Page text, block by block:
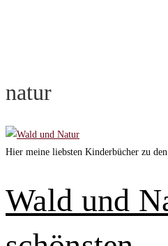
natur
Hier meine liebsten Kinderbücher zu
Wald und